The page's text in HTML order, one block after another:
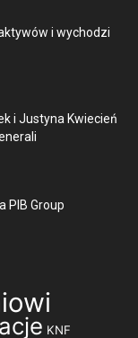
i wychodzi
i Justyna Kwiecień
PIB Group
KNF